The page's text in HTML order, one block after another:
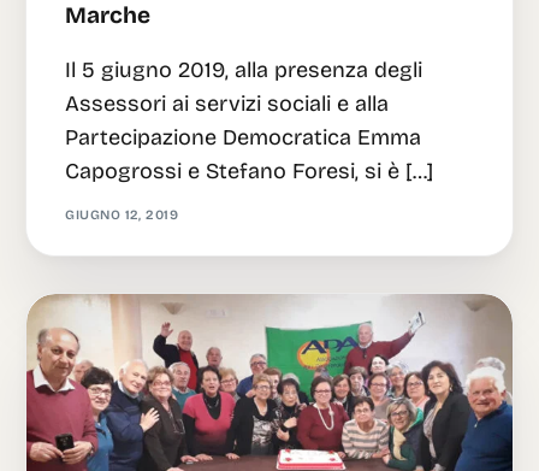
Marche
Il 5 giugno 2019, alla presenza degli
Assessori ai servizi sociali e alla
Partecipazione Democratica Emma
Capogrossi e Stefano Foresi, si è […]
GIUGNO 12, 2019